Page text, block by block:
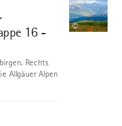
16 -
©
Rechts
Allgäuer Alpen